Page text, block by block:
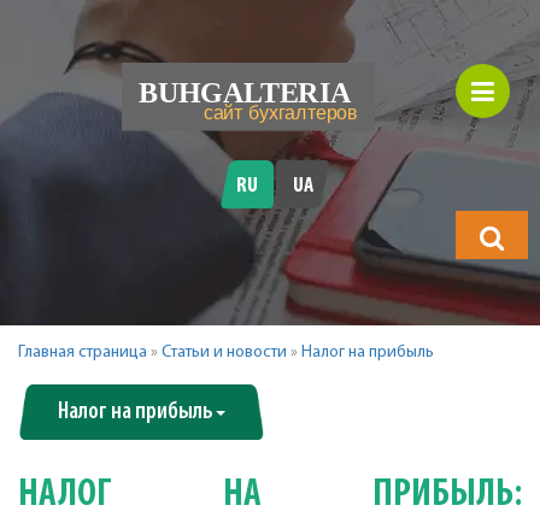
будете
искать?
RU UA
Главная страница » Статьи и новости » Налог на прибыль
Налог на прибыль
НАЛОГ НА ПРИБЫЛЬ: